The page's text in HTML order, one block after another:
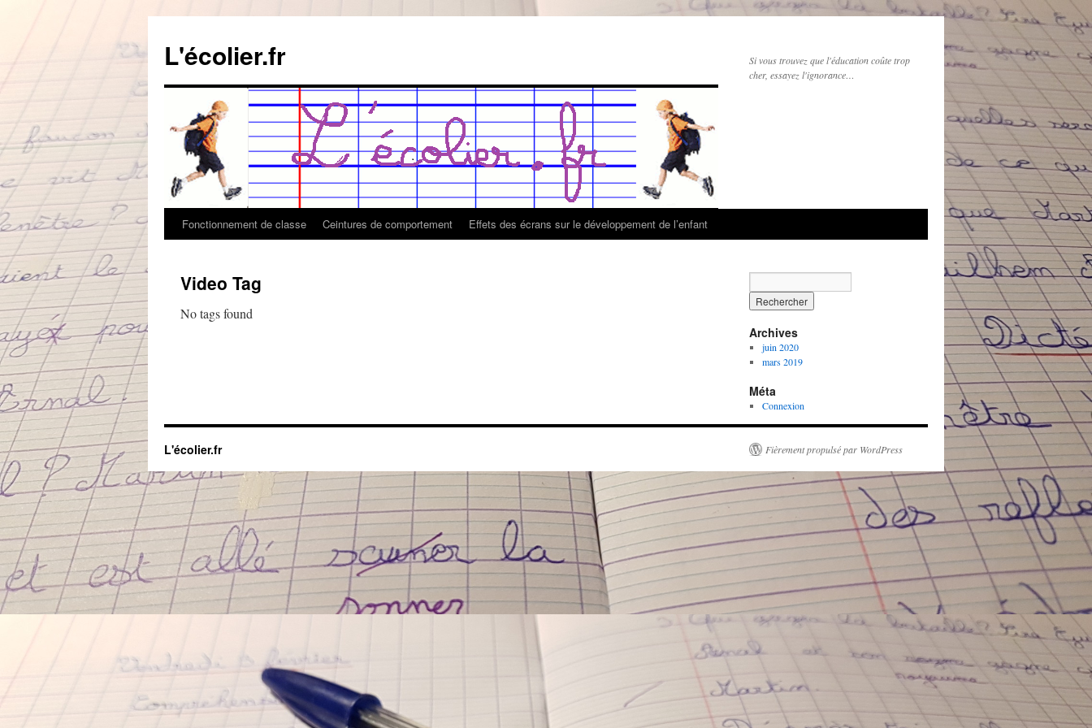
contenu
L'écolier.fr
Si vous trouvez que l'éducation coûte trop
cher, essayez l'ignorance…
Fonctionnement de classe Ceintures de comportement Effets des écrans sur le développement de l’enfant
Video Tag
No tags found
Archives
juin 2020
mars 2019
Méta
Connexion
L'écolier.fr Fièrement propulsé par WordPress